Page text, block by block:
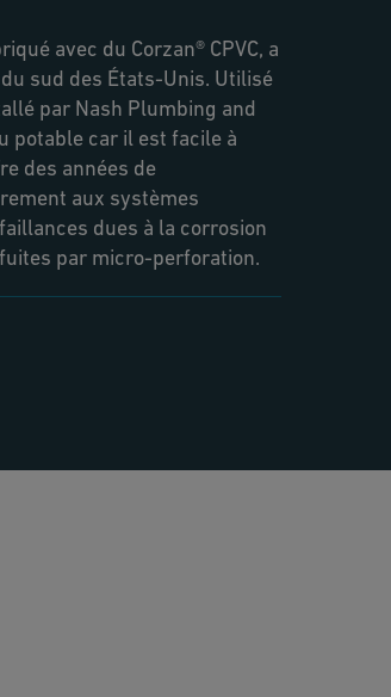
avec du Corzan® CPVC, a
sud des États-Unis. Utilisé
par Nash Plumbing and
potable car il est facile à
des années de
aux systèmes
dues à la corrosion
par micro-perforation.